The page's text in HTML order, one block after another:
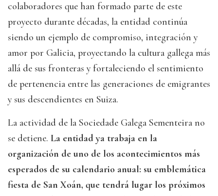
colaboradores que han formado parte de este
proyecto durante décadas, la entidad continúa
siendo un ejemplo de compromiso, integración y
amor por Galicia, proyectando la cultura gallega más
allá de sus fronteras y fortaleciendo el sentimiento
de pertenencia entre las generaciones de emigrantes
y sus descendientes en Suiza.
La actividad de la Sociedade Galega Sementeira no
se detiene. La entidad ya trabaja en la
organización de uno de los acontecimientos más
esperados de su calendario anual: su emblemática
fiesta de San Xoán, que tendrá lugar los próximos